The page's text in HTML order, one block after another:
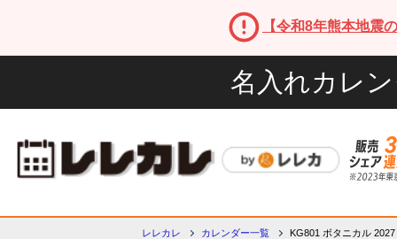
【令和8年熊本地震
名入れカレ
レレカレ カレンダー一覧 KG801 ボタニカル